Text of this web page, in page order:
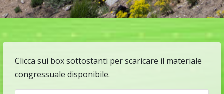
Clicca sui box sottostanti per scaricare il materiale
congressuale disponibile.